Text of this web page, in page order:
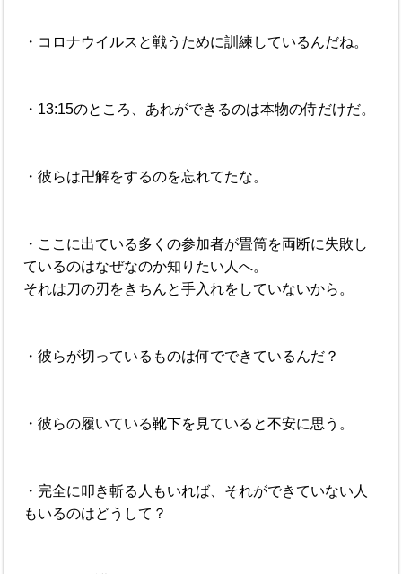
・コロナウイルスと戦うために訓練しているんだね。
・13:15のところ、あれができるのは本物の侍だけだ。
・彼らは卍解をするのを忘れてたな。
・ここに出ている多くの参加者が畳筒を両断に失敗し
ているのはなぜなのか知りたい人へ。
それは刀の刃をきちんと手入れをしていないから。
・彼らが切っているものは何でできているんだ？
・彼らの履いている靴下を見ていると不安に思う。
・完全に叩き斬る人もいれば、それができていない人
もいるのはどうして？